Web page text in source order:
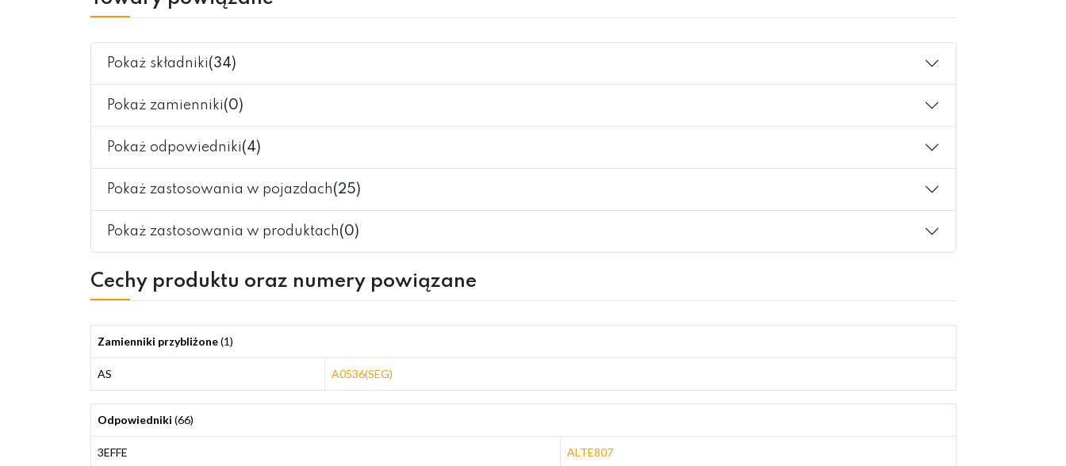
Pokaż składniki(34)
Pokaż zamienniki(0)
Pokaż odpowiedniki(4)
Pokaż zastosowania w pojazdach(25)
Pokaż zastosowania w produktach(0)
Cechy produktu oraz numery powiązane
Zamienniki przybliżone(1)
AS A0536(SEG)
Odpowiedniki (66)
3EFFE ALTE807